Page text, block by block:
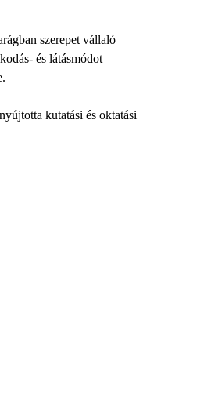
szerepet vállaló
és látásmódot
kutatási és oktatási